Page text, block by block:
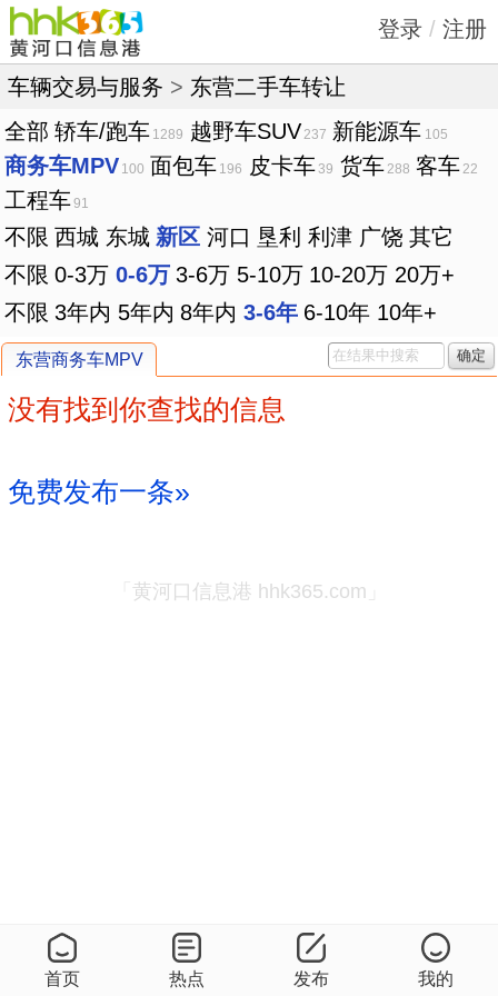
首页 热点 发布 我的
登录 / 注册
车辆交易与服务 > 东营二手车转让
全部 轿车/跑车 1289 越野车SUV 237 新能源车 105
商务车MPV 100 面包车 196 皮卡车39 货车 288 客车 22
工程车91
不限 西城 东城 新区 河口 垦利 利津 广饶 其它
不限 0-3万 0-6万 3-6万 5-10万 10-20万 20万+
不限 3年内 5年内 8年内 3-6年 6-10年 10年+
东营商务车MPV 确定
没有找到你查找的信息
免费发布一条»
「黄河口信息港 hhk365.com」